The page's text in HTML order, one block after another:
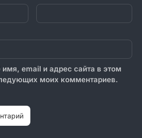
email и адрес сайта в этом
моих комментариев.